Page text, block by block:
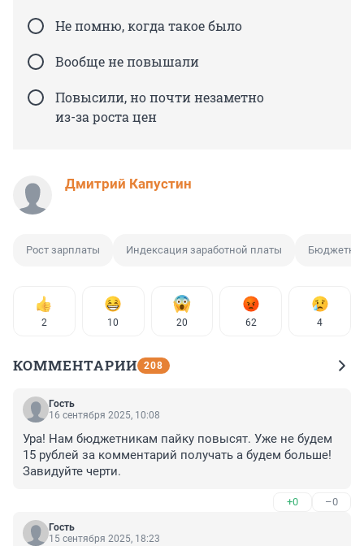
Не помню, когда такое было
Вообще не повышали
Повысили, но почти незаметно
из-за роста цен
Дмитрий Капустин
Рост зарплаты Индексация заработной платы
2 10 20 62 4
КОММЕНТАРИИ 208
Гость
16 сентября 2025, 10:08
Ура! Нам бюджетникам пайку повысят. Уже не будем
15 рублей за комментарий получать а будем больше!
Завидуйте черти.
+0 –0
Гость
15 сентября 2025, 18:23